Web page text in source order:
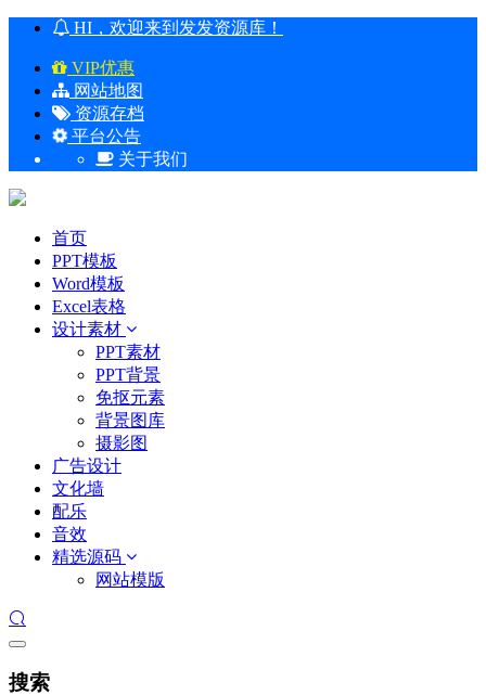
HI，欢迎来到发发资源库！
VIP优惠
网站地图
资源存档
平台公告
关于我们
首页
PPT模板
Word模板
Excel表格
设计素材
PPT素材
PPT背景
免抠元素
背景图库
摄影图
广告设计
文化墙
配乐
音效
精选源码
网站模版
搜索